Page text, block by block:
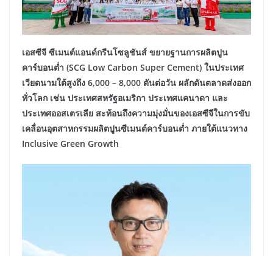
เอสซีจี ซีเมนต์แอนด์กรีนโซลูชันส์ ขยายฐานการผลิตปูน
คาร์บอนต่ำ (SCG Low Carbon Super Cement) ในประเทศ
เวียดนามใต้สูงถึง 6,000 – 8,000 ตันต่อวัน ผลักดันตลาดส่งออก
ทั่วโลก เช่น ประเทศสหรัฐอเมริกา ประเทศแคนาดา และ
ประเทศออสเตรเลีย สะท้อนถึงความมุ่งมั่นของเอสซีจีในการขับ
เคลื่อนอุตสาหกรรมผลิตปูนซีเมนต์คาร์บอนต่ำ ภายใต้แนวทาง
Inclusive Green Growth